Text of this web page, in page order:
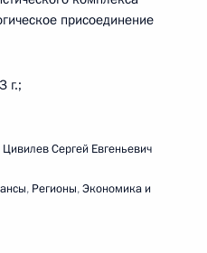
присоединение
г.;
Цивилев Сергей Евгеньевич
, Регионы,Экономика и